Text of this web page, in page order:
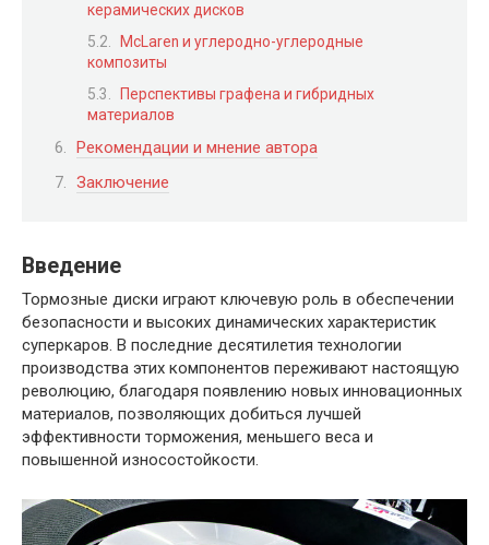
керамических дисков
McLaren и углеродно-углеродные
композиты
Перспективы графена и гибридных
материалов
Рекомендации и мнение автора
Заключение
Введение
Тормозные диски играют ключевую роль в обеспечении
безопасности и высоких динамических характеристик
суперкаров. В последние десятилетия технологии
производства этих компонентов переживают настоящую
революцию, благодаря появлению новых инновационных
материалов, позволяющих добиться лучшей
эффективности торможения, меньшего веса и
повышенной износостойкости.